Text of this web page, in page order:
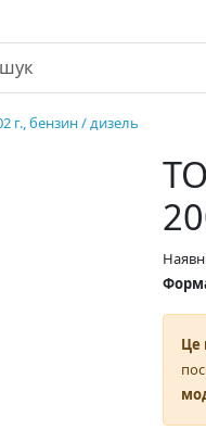
г., бензин / дизель
Це